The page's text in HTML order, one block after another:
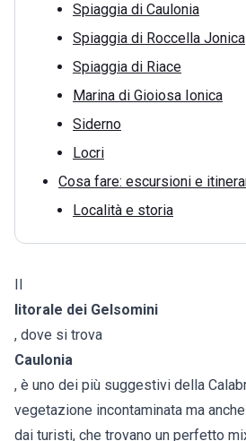
Spiaggia di Caulonia
Spiaggia di Roccella Jonica
Spiaggia di Riace
Marina di Gioiosa Ionica
Siderno
Locri
Cosa fare: escursioni e
Località e storia
litorale dei Gelsomini
, dove si trova
Caulonia
, è uno dei più suggestivi della
vegetazione incontaminata ma
dai turisti, che trovano un perfetto